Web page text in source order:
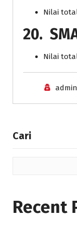
Nilai
20.
Nilai
admin
Cari
Recent